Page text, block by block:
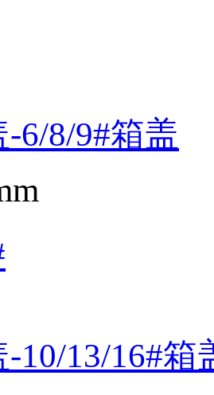
6/8/9#箱盖
10/13/16#箱